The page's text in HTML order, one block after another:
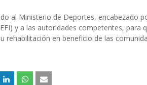
al Ministerio de Deportes, encabezado
y a las autoridades competentes, para
rehabilitación en beneficio de las